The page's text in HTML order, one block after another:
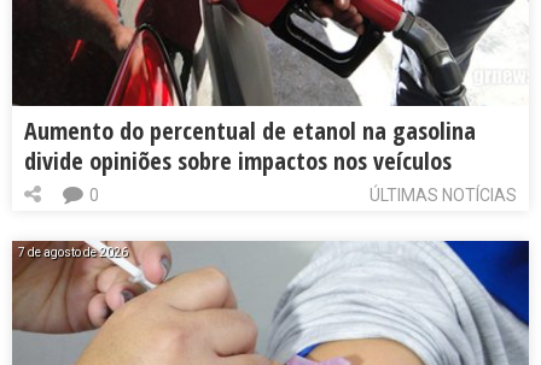
Aumento do percentual de etanol na gasolina
divide opiniões sobre impactos nos veículos
ÚLTIMAS NOTÍCIAS
0
7 de agosto de 2026